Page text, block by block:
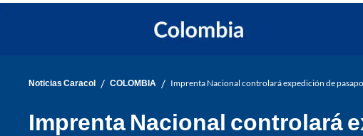
Noticias Caracol / COLOMBIA / Imprenta Nacional controlará expedición de
Imprenta Nacional controlará